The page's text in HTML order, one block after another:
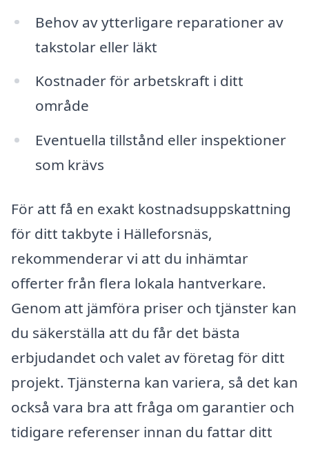
Behov av ytterligare reparationer av
takstolar eller läkt
Kostnader för arbetskraft i ditt
område
Eventuella tillstånd eller inspektioner
som krävs
För att få en exakt kostnadsuppskattning
för ditt takbyte i Hälleforsnäs,
rekommenderar vi att du inhämtar
offerter från flera lokala hantverkare.
Genom att jämföra priser och tjänster kan
du säkerställa att du får det bästa
erbjudandet och valet av företag för ditt
projekt. Tjänsterna kan variera, så det kan
också vara bra att fråga om garantier och
tidigare referenser innan du fattar ditt